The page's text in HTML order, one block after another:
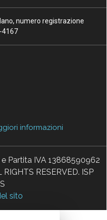
numero registrazione
4167
informazioni
Partita IVA 13868590962
RESERVED. ISP
sito